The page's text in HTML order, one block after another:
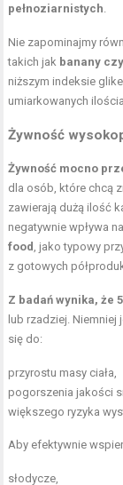
pełnoziarnistych
Nie zapominajmy
takich jak banany
niższym indeksie
umiarkowanych
Żywność
Żywność mocno
dla osób, które chcą
zawierają dużą ilość
negatywnie wpływa
food
, jako typowy
z gotowych
Z badań wynika, że
lub rzadziej.
się do:
przyrostu masy ciała,
pogorszenia jakości
większego ryzyka
Aby efektywnie
słodycze,